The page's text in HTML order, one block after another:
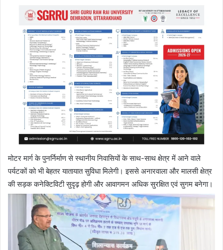
मोटर मार्ग के पुनर्निर्माण से स्थानीय निवासियों के साथ-साथ क्षेत्र में आने वाले
पर्यटकों को भी बेहतर यातायात सुविधा मिलेगी। इससे अनारवाला और मालसी क्षेत्र
की सड़क कनेक्टिविटी सुदृढ़ होगी और आवागमन अधिक सुरक्षित एवं सुगम बनेगा।